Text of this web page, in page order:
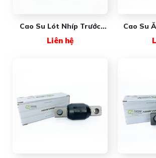
Cao Su Lót Nhíp Trước
Liên hệ
Cao Su